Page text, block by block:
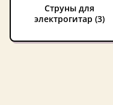
Струны для
электрогитар (3)